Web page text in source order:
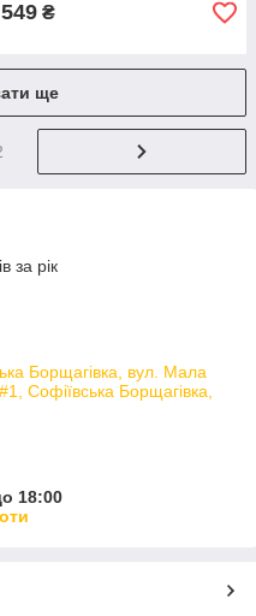
549 ₴
ще
за рік
Борщагівка, вул. Мала
Софіївська Борщагівка,
18:00